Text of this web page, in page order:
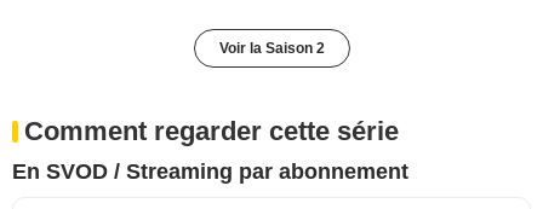
Voir la Saison 2
Comment regarder cette série
En SVOD / Streaming par abonnement